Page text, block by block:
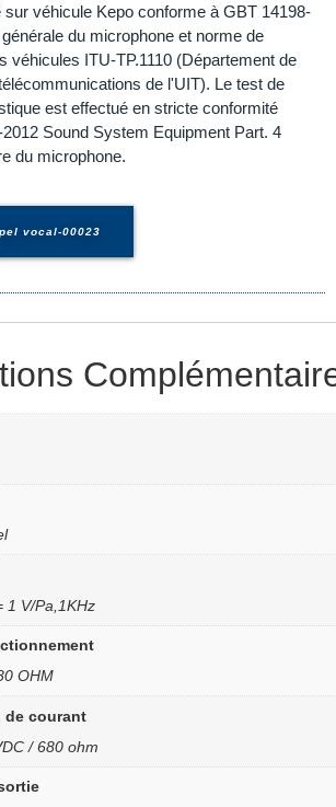
sur véhicule Kepo conforme à GBT 14198-
du microphone et norme de
véhicules ITU-TP.1110 (Département de
de l'UIT). Le test de
est effectué en stricte conformité
Sound System Equipment Part. 4
du microphone.
vocal-00023
1 V/Pa,1KHz
OHM
de courant
/ 680 ohm